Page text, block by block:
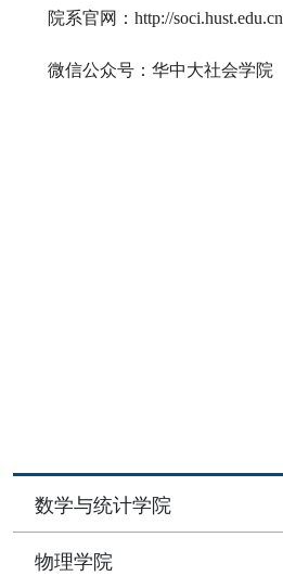
院系官网： http://soci.hust.edu.cn
微信公众号： 华中大社会学院
数学与统计学院
物理学院